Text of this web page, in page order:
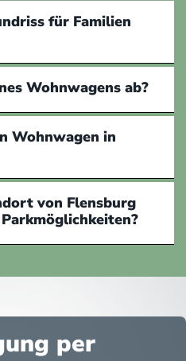
für Familien
Wohnwagens ab?
Wohnwagen in
von Flensburg
per